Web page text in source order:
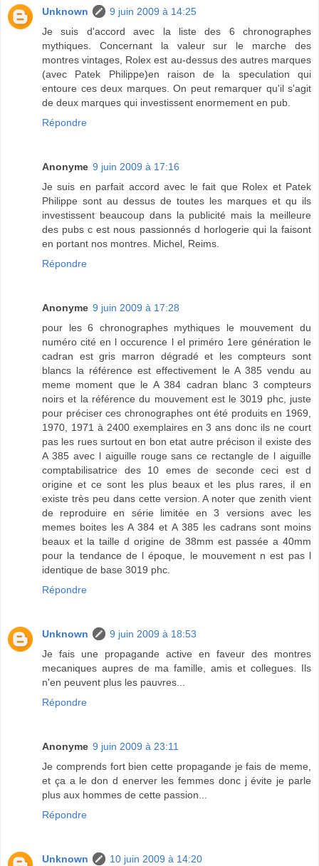
Unknown
9 juin 2009 à 14:25
Je suis d'accord avec la liste des 6 chronographes
mythiques. Concernant la valeur sur le marche des
montres vintages, Rolex est au-dessus des autres marques
(avec Patek Philippe)en raison de la speculation qui
entoure ces deux marques. On peut remarquer qu'il s'agit
de deux marques qui investissent enormement en pub.
Répondre
Anonyme 9 juin 2009 à 17:16
Je suis en parfait accord avec le fait que Rolex et Patek
Philippe sont au dessus de toutes les marques et qu ils
investissent beaucoup dans la publicité mais la meilleure
des pubs c est nous passionnés d horlogerie qui la faisont
en portant nos montres. Michel, Reims.
Répondre
Anonyme 9 juin 2009 à 17:28
pour les 6 chronographes mythiques le mouvement du
numéro cité en l occurence l el priméro 1ere génération le
cadran est gris marron dégradé et les compteurs sont
blancs la référence est effectivement le A 385 vendu au
meme moment que le A 384 cadran blanc 3 compteurs
noirs et la référence du mouvement est le 3019 phc, juste
pour préciser ces chronographes ont été produits en 1969,
1970, 1971 à 2400 exemplaires en 3 ans donc ils ne court
pas les rues surtout en bon etat autre précison il existe des
A 385 avec l aiguille rouge sans ce rectangle de l aiguille
comptabilisatrice des 10 emes de seconde ceci est d
origine et ce sont les plus beaux et les plus rares, il en
existe très peu dans cette version. A noter que zenith vient
de reproduire en série limitée en 3 versions avec les
memes boites les A 384 et A 385 les cadrans sont moins
beaux et la taille d origine de 38mm est passée a 40mm
pour la tendance de l époque, le mouvement n est pas l
identique de base 3019 phc.
Répondre
Unknown
9 juin 2009 à 18:53
Je fais une propagande active en faveur des montres
mecaniques aupres de ma famille, amis et collegues. Ils
n'en peuvent plus les pauvres...
Répondre
Anonyme 9 juin 2009 à 23:11
Je comprends fort bien cette propagande je fais de meme,
et ça a le don d enerver les femmes donc j évite je parle
plus aux hommes de cette passion...
Répondre
Unknown
10 juin 2009 à 14:20